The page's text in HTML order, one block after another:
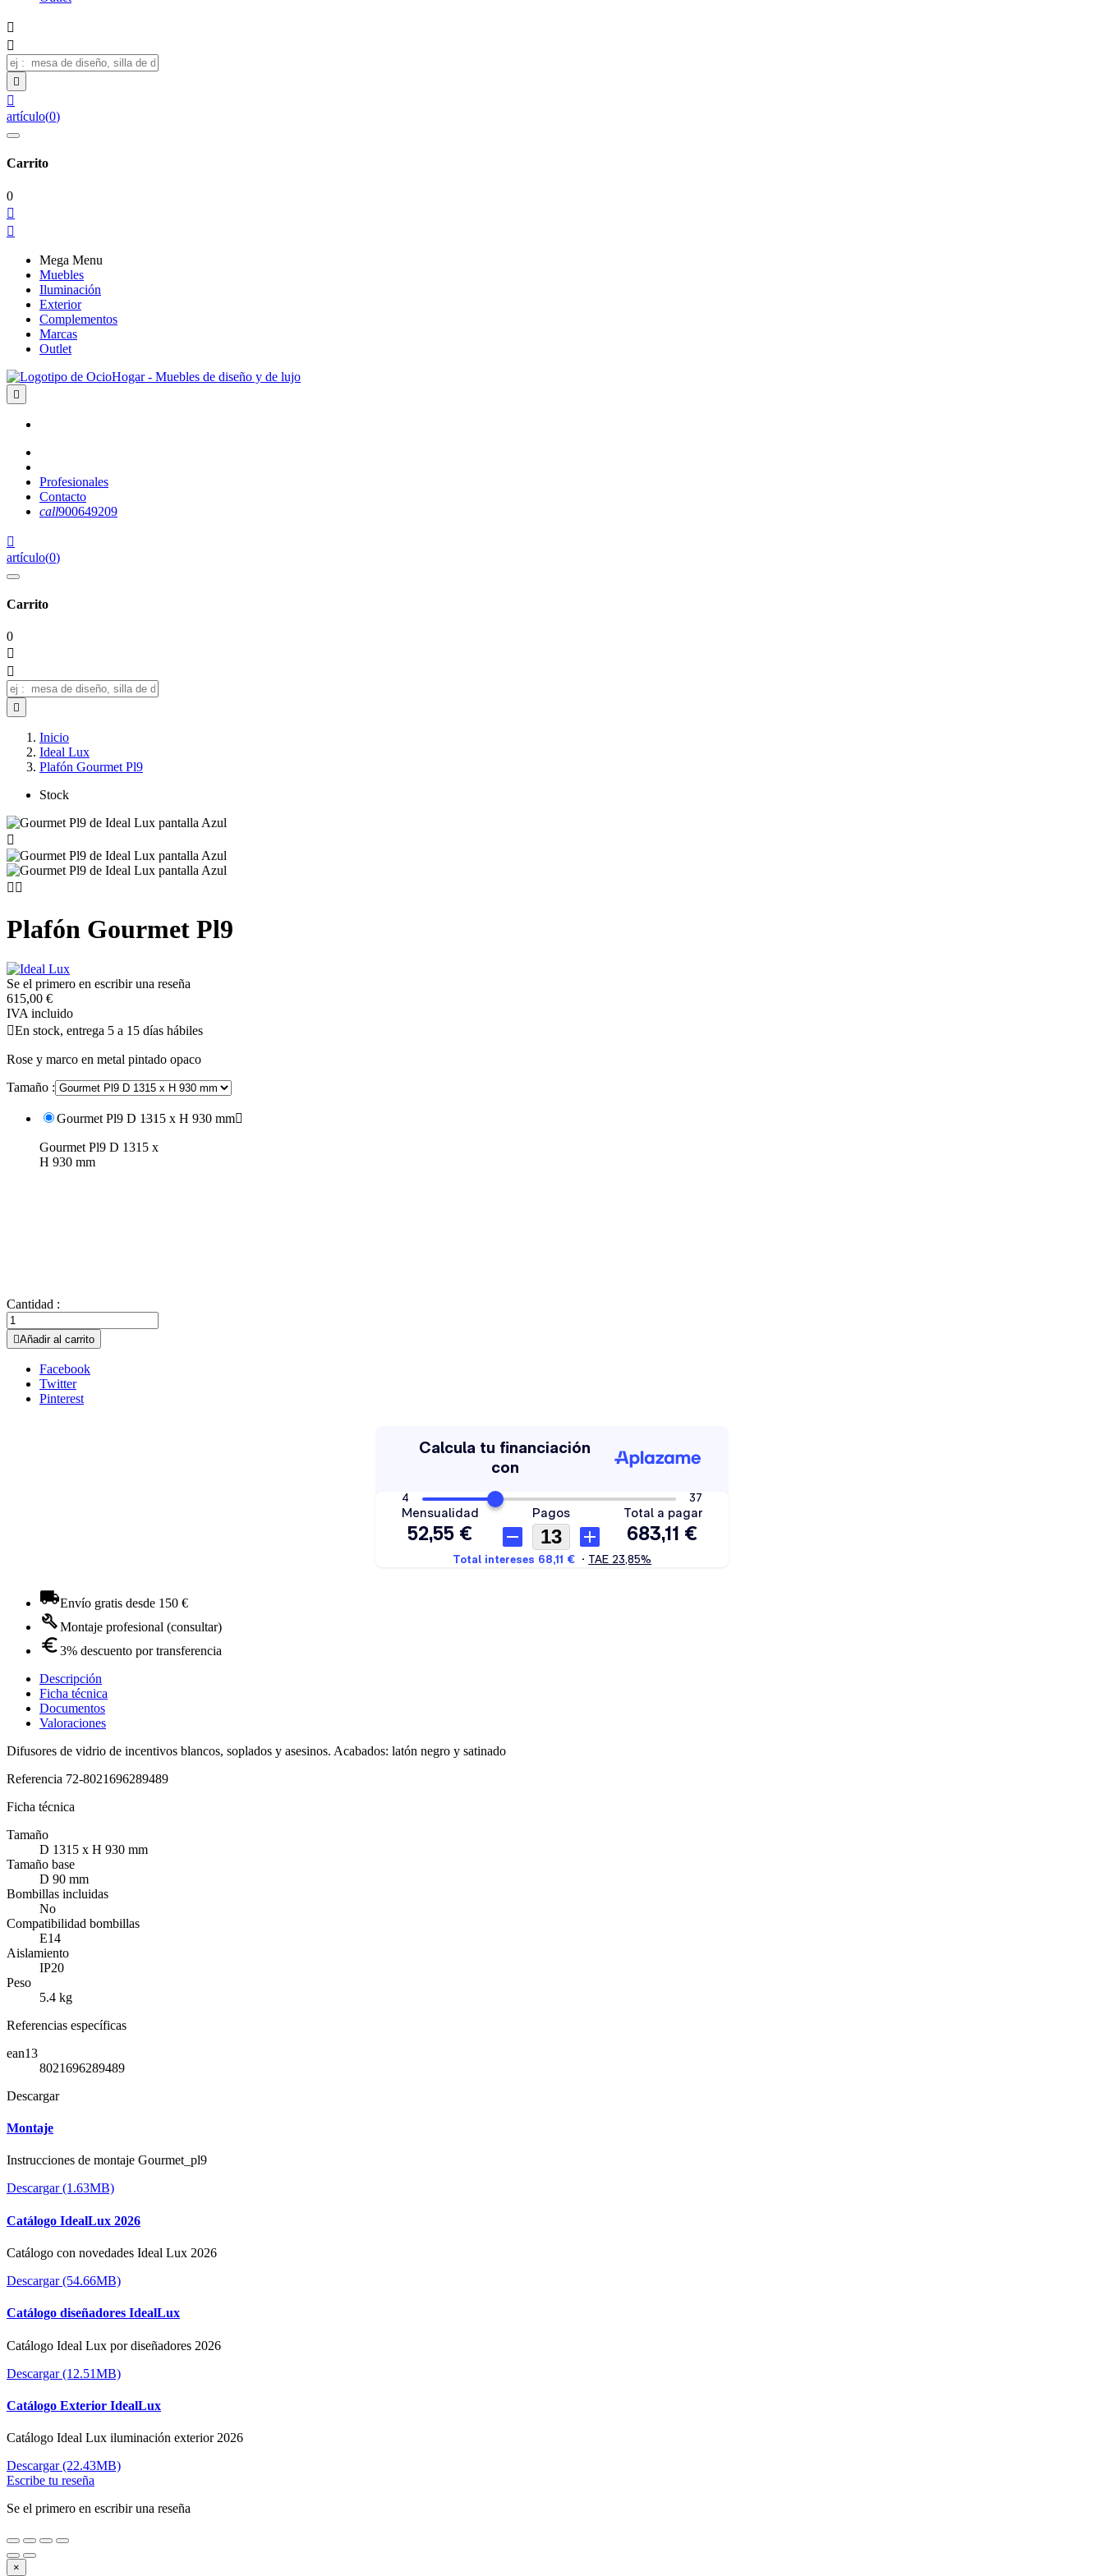




artículo(0)
Carrito
0


Mega Menu
Muebles
Iluminación
Exterior
Complementos
Marcas
Outlet

Profesionales
Contacto
call900649209

artículo(0)
Carrito
0



Inicio
Ideal Lux
Plafón Gourmet Pl9
Stock

 
Plafón Gourmet Pl9
Se el primero en escribir una reseña
615,00 €
IVA incluido
En stock, entrega 5 a 15 días hábiles
Rose y marco en metal pintado opaco
Tamaño :
Gourmet Pl9 D 1315 x H 930 mm
Gourmet Pl9 D 1315 x
H 930 mm
Cantidad :
Añadir al carrito
Facebook
Twitter
Pinterest
Envío gratis desde 150 €
Montaje profesional (consultar)
3% descuento por transferencia
Descripción
Ficha técnica
Documentos
Valoraciones
Difusores de vidrio de incentivos blancos, soplados y asesinos. Acabados: latón negro y satinado
Referencia 72-8021696289489
Ficha técnica
Tamaño
D 1315 x H 930 mm
Tamaño base
D 90 mm
Bombillas incluidas
No
Compatibilidad bombillas
E14
Aislamiento
IP20
Peso
5.4 kg
Referencias específicas
ean13
8021696289489
Descargar
Montaje
Instrucciones de montaje Gourmet_pl9
Descargar (1.63MB)
Catálogo IdealLux 2026
Catálogo con novedades Ideal Lux 2026
Descargar (54.66MB)
Catálogo diseñadores IdealLux
Catálogo Ideal Lux por diseñadores 2026
Descargar (12.51MB)
Catálogo Exterior IdealLux
Catálogo Ideal Lux iluminación exterior 2026
Descargar (22.43MB)
Escribe tu reseña
Se el primero en escribir una reseña
×